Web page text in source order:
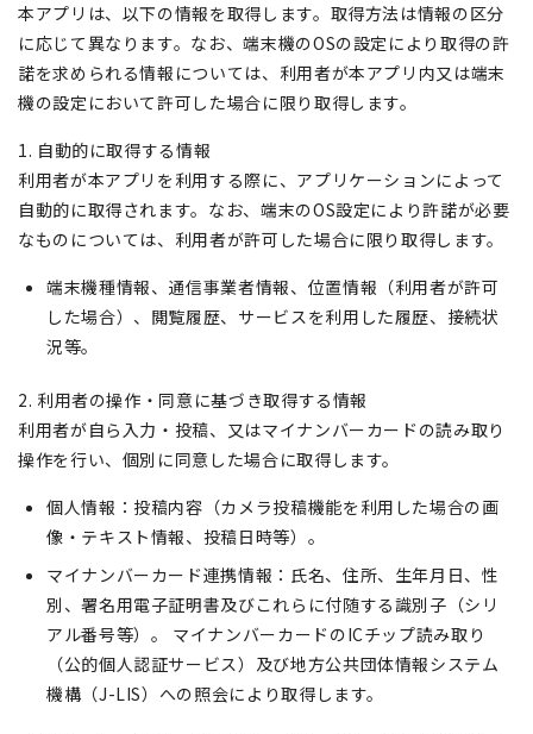
本アプリは、以下の情報を取得します。取得方法は情報の区分
に応じて異なります。なお、端末機のOSの設定により取得の許
諾を求められる情報については、利用者が本アプリ内又は端末
機の設定において許可した場合に限り取得します。
1. 自動的に取得する情報
利用者が本アプリを利用する際に、アプリケーションによって
自動的に取得されます。なお、端末のOS設定により許諾が必要
なものについては、利用者が許可した場合に限り取得します。
端末機種情報、通信事業者情報、位置情報（利用者が許可
した場合）、閲覧履歴、サービスを利用した履歴、接続状
況等。
2. 利用者の操作・同意に基づき取得する情報
利用者が自ら入力・投稿、又はマイナンバーカードの読み取り
操作を行い、個別に同意した場合に取得します。
個人情報：投稿内容（カメラ投稿機能を利用した場合の画
像・テキスト情報、投稿日時等）。
マイナンバーカード連携情報：氏名、住所、生年月日、性
別、署名用電子証明書及びこれらに付随する識別子（シリ
アル番号等）。 マイナンバーカードのICチップ読み取り
（公的個人認証サービス）及び地方公共団体情報システム
機構（J-LIS）への照会により取得します。